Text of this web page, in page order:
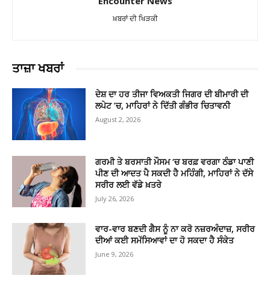
ਖ਼ਬਰਾਂ ਦੀ ਖਿੜਕੀ
ਤਾਜ਼ਾ ਖਬਰਾਂ
ਦੇਸ਼ ਦਾ ਹਰ ਤੀਜਾ ਵਿਅਕਤੀ ਜਿਗਰ ਦੀ ਬੀਮਾਰੀ ਦੀ
ਲਪੇਟ ’ਚ, ਮਾਹਿਰਾਂ ਨੇ ਦਿੱਤੀ ਗੰਭੀਰ ਚਿਤਾਵਨੀ
August 2, 2026
ਗਰਮੀ ਤੇ ਬਰਸਾਤੀ ਮੌਸਮ ‘ਚ ਬਰਫ਼ ਵਰਗਾ ਠੰਡਾ ਪਾਣੀ
ਪੀਣ ਦੀ ਆਦਤ ਪੈ ਸਕਦੀ ਹੈ ਮਹਿੰਗੀ, ਮਾਹਿਰਾਂ ਨੇ ਦੱਸੇ
ਸਰੀਰ ਲਈ ਵੱਡੇ ਖ਼ਤਰੇ
July 26, 2026
ਵਾਰ-ਵਾਰ ਬਣਦੀ ਗੈਸ ਨੂੰ ਨਾ ਕਰੋ ਨਜ਼ਰਅੰਦਾਜ਼, ਸਰੀਰ
ਦੀਆਂ ਕਈ ਸਮੱਸਿਆਵਾਂ ਦਾ ਹੋ ਸਕਦਾ ਹੈ ਸੰਕੇਤ
June 9, 2026